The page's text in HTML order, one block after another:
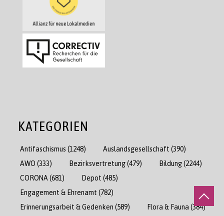
KATEGORIEN
Antifaschismus (1248) Auslandsgesellschaft (390)
AWO (333) Bezirksvertretung(479) Bildung(2244)
CORONA (681) Depot (485)
Engagement & Ehrenamt (782)
Erinnerungsarbeit & Gedenken (589) Flora & Fauna (384)